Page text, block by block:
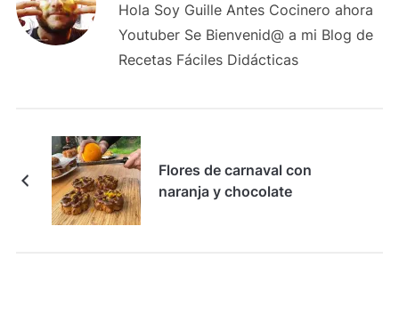
Hola Soy Guille Antes Cocinero ahora
Youtuber Se Bienvenid@ a mi Blog de
Recetas Fáciles Didácticas
Flores de carnaval con
naranja y chocolate